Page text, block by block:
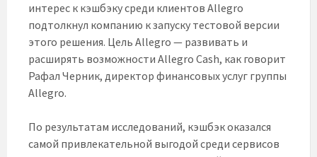
интерес к кэшбэку среди клиентов Allegro
подтолкнул компанию к запуску тестовой версии
этого решения. Цель Allegro — развивать и
расширять возможности Allegro Cash, как говорит
Рафал Черник, директор финансовых услуг группы
Allegro.
По результатам исследований, кэшбэк оказался
самой привлекательной выгодой среди сервисов